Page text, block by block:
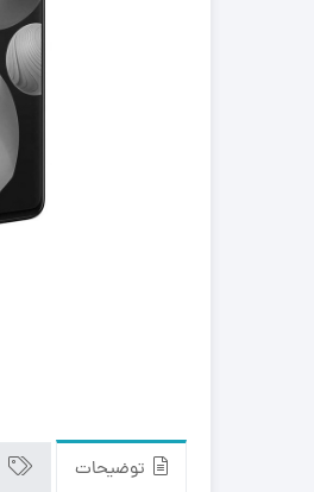
توضیحات